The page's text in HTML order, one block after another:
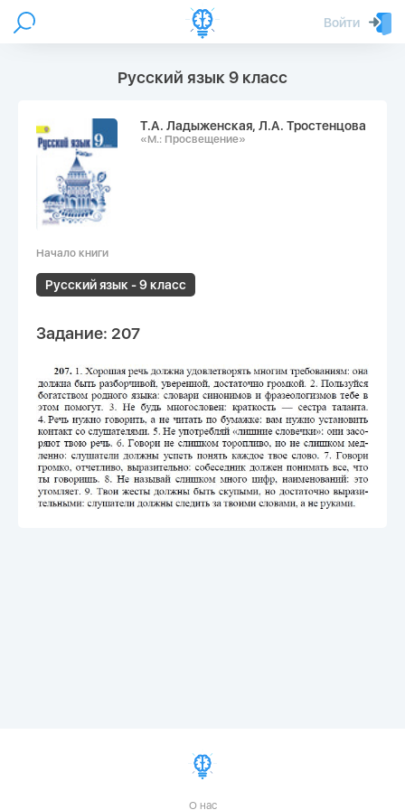
Войти
Русский язык 9 класс
Т.А. Ладыженская, Л.А. Тростенцова
«М.: Просвещение»
Начало книги
Русский язык - 9 класс
Задание: 207
О нас